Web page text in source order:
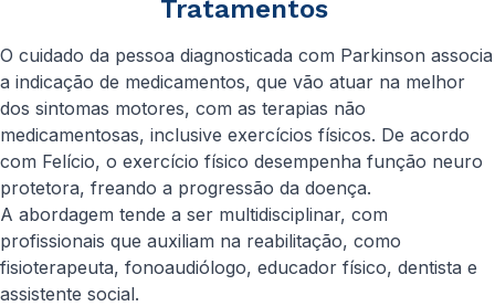
Tratamentos
O cuidado da pessoa diagnosticada com Parkinson associa
a indicação de medicamentos, que vão atuar na melhor
dos sintomas motores, com as terapias não
medicamentosas, inclusive exercícios físicos. De acordo
com Felício, o exercício físico desempenha função neuro
protetora, freando a progressão da doença.
A abordagem tende a ser multidisciplinar, com
profissionais que auxiliam na reabilitação, como
fisioterapeuta, fonoaudiólogo, educador físico, dentista e
assistente social.